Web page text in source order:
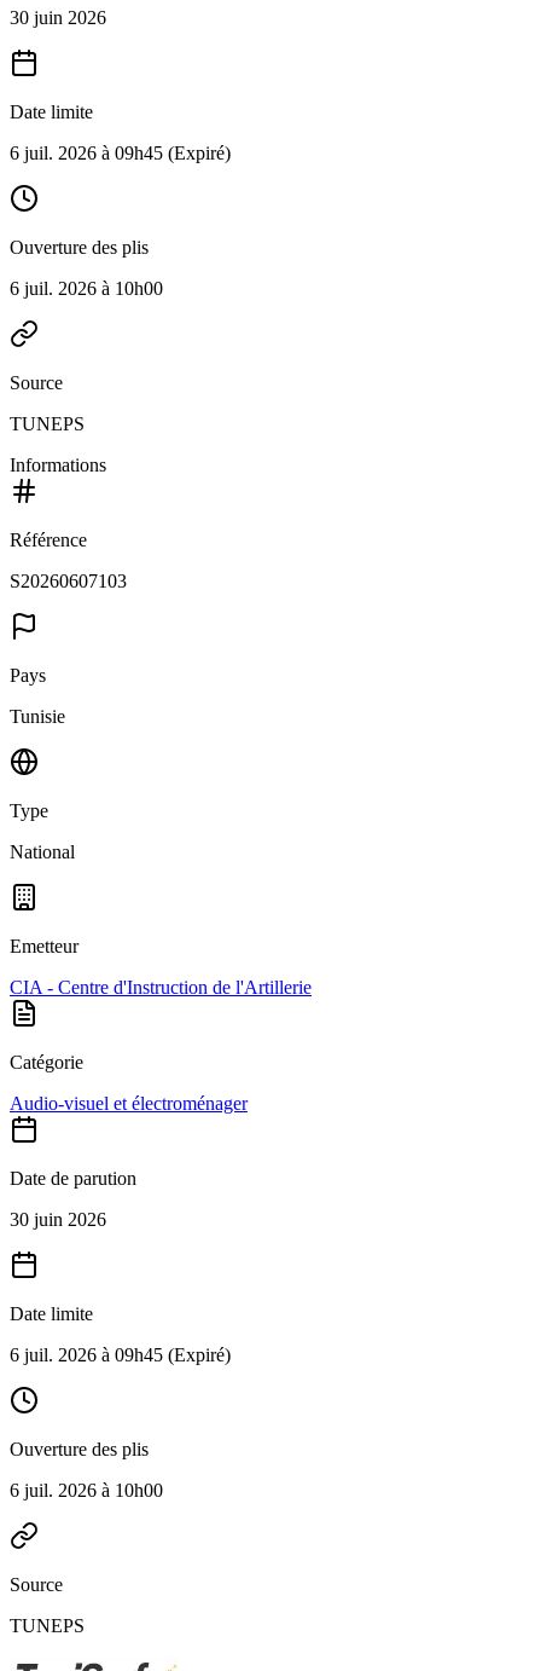
30 juin 2026
Date limite
6 juil. 2026 à 09h45 (Expiré)
Ouverture des plis
6 juil. 2026 à 10h00
Source
TUNEPS
Informations
Référence
S20260607103
Pays
Tunisie
Type
National
Emetteur
CIA - Centre d'Instruction de l'Artillerie
Catégorie
Audio-visuel et électroménager
Date de parution
30 juin 2026
Date limite
6 juil. 2026 à 09h45 (Expiré)
Ouverture des plis
6 juil. 2026 à 10h00
Source
TUNEPS